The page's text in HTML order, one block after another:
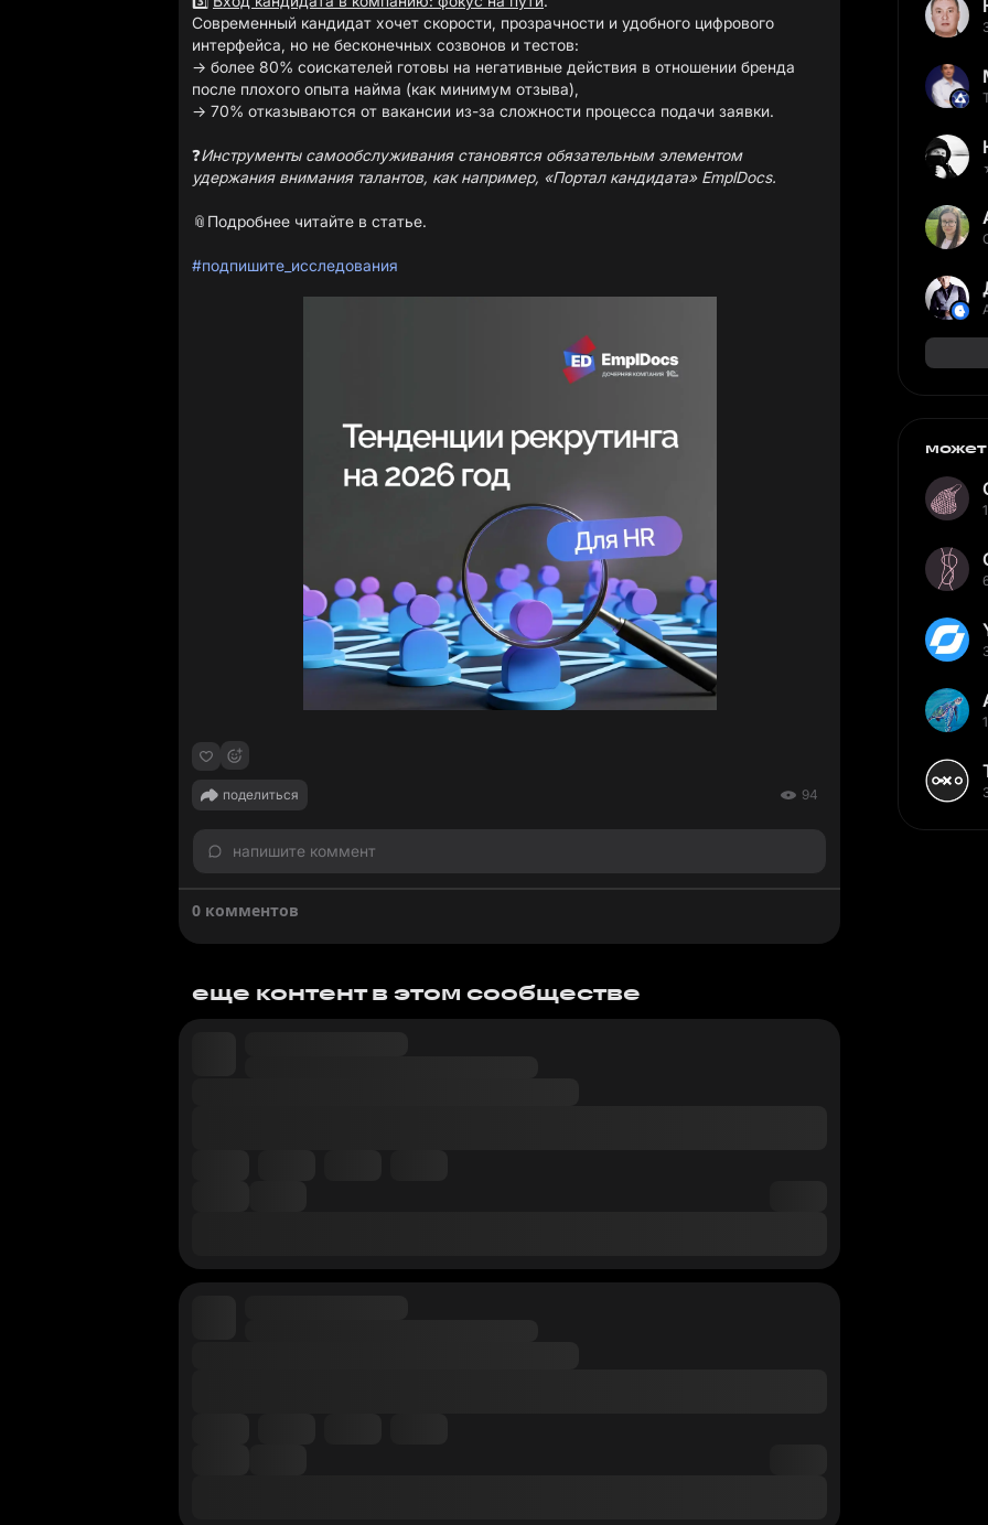
Современный кандидат хочет скорости, прозрачности и удобного цифрового
интерфейса, но не бесконечных созвонов и тестов:
→ более 80% соискателей готовы на негативные действия в отношении бренда
после плохого опыта найма (как минимум отзыва),
→ 70% отказываются от вакансии из-за сложности процесса подачи заявки.
❓Инструменты самообслуживания становятся обязательным элементом
удержания внимания талантов, как например, «Портал кандидата» EmplDocs.
📎Подробнее читайте в статье.
#подпишите_исследования
поделиться 94
напишите коммент
0 комментов
еще контент в этом сообществе